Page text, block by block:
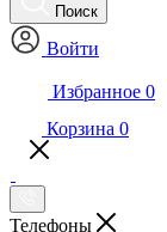
Поиск
Войти
Избранное 0
Корзина 0
Телефоны